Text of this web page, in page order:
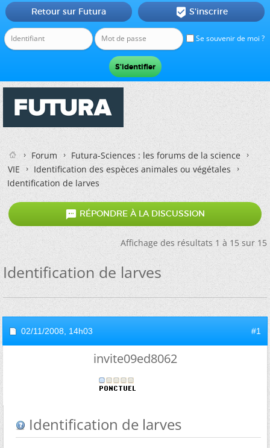
Se souvenir de moi ?
Retour sur Futura  S'inscrire
Forum
Futura-Sciences : les forums de la science
VIE
Identification des espèces animales ou végétales
Identification de larves
 RÉPONDRE À LA DISCUSSION
Affichage des résultats 1 à 15 sur 15
Identification de larves
02/11/2008, 14h03 #1
invite09ed8062
Identification de larves